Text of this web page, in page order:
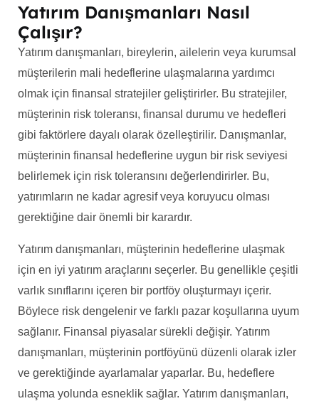
Yatırım Danışmanları Nasıl
Çalışır?
Yatırım danışmanları, bireylerin, ailelerin veya kurumsal
müşterilerin mali hedeflerine ulaşmalarına yardımcı
olmak için finansal stratejiler geliştirirler. Bu stratejiler,
müşterinin risk toleransı, finansal durumu ve hedefleri
gibi faktörlere dayalı olarak özelleştirilir. Danışmanlar,
müşterinin finansal hedeflerine uygun bir risk seviyesi
belirlemek için risk toleransını değerlendirirler. Bu,
yatırımların ne kadar agresif veya koruyucu olması
gerektiğine dair önemli bir karardır.
Yatırım danışmanları, müşterinin hedeflerine ulaşmak
için en iyi yatırım araçlarını seçerler. Bu genellikle çeşitli
varlık sınıflarını içeren bir portföy oluşturmayı içerir.
Böylece risk dengelenir ve farklı pazar koşullarına uyum
sağlanır. Finansal piyasalar sürekli değişir. Yatırım
danışmanları, müşterinin portföyünü düzenli olarak izler
ve gerektiğinde ayarlamalar yaparlar. Bu, hedeflere
ulaşma yolunda esneklik sağlar. Yatırım danışmanları,